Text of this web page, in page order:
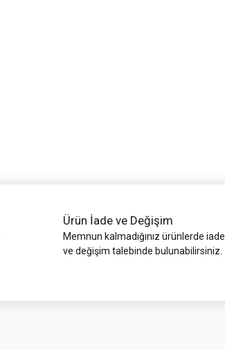
Ürün İade ve Değişim
Memnun kalmadığınız ürünlerde iade
ve değişim talebinde bulunabilirsiniz.